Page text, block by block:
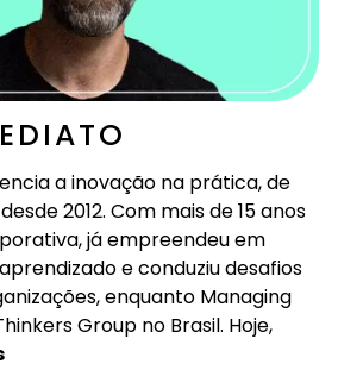
a inovação na prática, de
2012. Com mais de 15 anos
já empreendeu em
e conduziu desafios
enquanto Managing
Group no Brasil. Hoje,